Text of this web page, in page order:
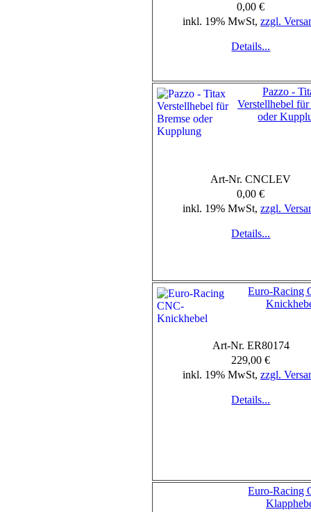
0,00 €
inkl. 19% MwSt, zzgl.
Details...
Pazzo -
Verstellhebel
oder
Art-Nr. CNCLEV
0,00 €
inkl. 19% MwSt, zzgl.
Details...
Euro-Racing
Art-Nr. ER80174
229,00 €
inkl. 19% MwSt, zzgl.
Details...
Euro-Racing